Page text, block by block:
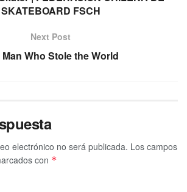
SKATEBOARD FSCH
Next Post
Who Stole the World
electrónico no será publicada. Los campos
con *